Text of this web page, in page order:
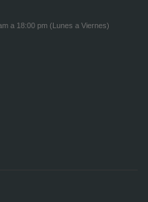
a 18:00 pm (Lunes a Viernes)